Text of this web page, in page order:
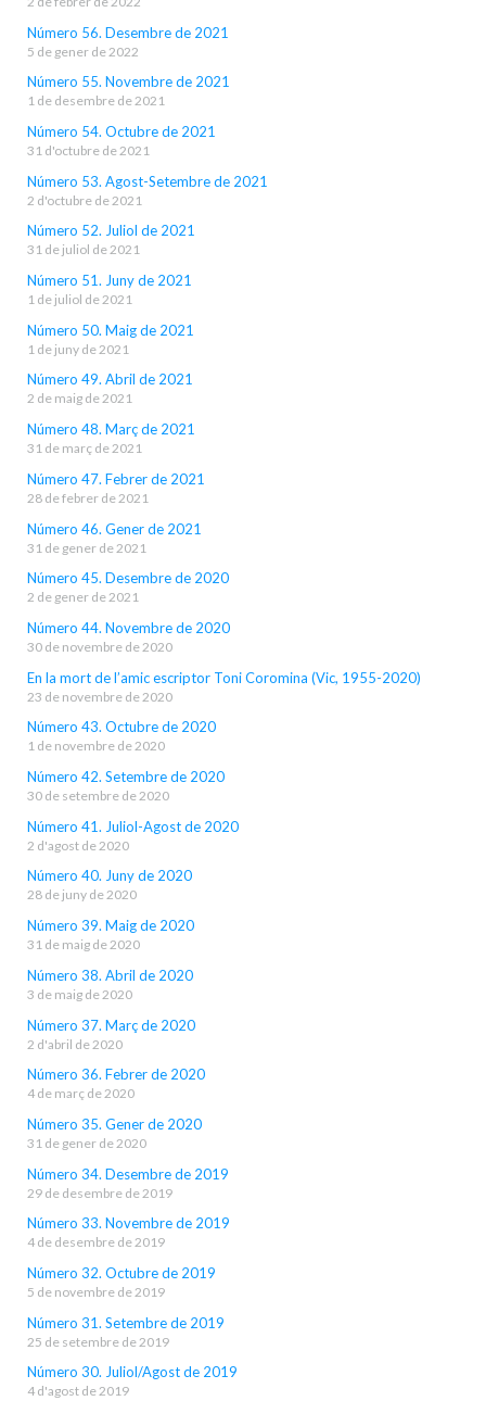
Número 56. Desembre de 2021
5 de gener de 2022
Número 55. Novembre de 2021
1 de desembre de 2021
Número 54. Octubre de 2021
31 d'octubre de 2021
Número 53. Agost-Setembre de 2021
2 d'octubre de 2021
Número 52. Juliol de 2021
31 de juliol de 2021
Número 51. Juny de 2021
1 de juliol de 2021
Número 50. Maig de 2021
1 de juny de 2021
Número 49. Abril de 2021
2 de maig de 2021
Número 48. Març de 2021
31 de març de 2021
Número 47. Febrer de 2021
28 de febrer de 2021
Número 46. Gener de 2021
31 de gener de 2021
Número 45. Desembre de 2020
2 de gener de 2021
Número 44. Novembre de 2020
30 de novembre de 2020
En la mort de l’amic escriptor Toni Coromina (Vic, 1955-2020)
23 de novembre de 2020
Número 43. Octubre de 2020
1 de novembre de 2020
Número 42. Setembre de 2020
30 de setembre de 2020
Número 41. Juliol-Agost de 2020
2 d'agost de 2020
Número 40. Juny de 2020
28 de juny de 2020
Número 39. Maig de 2020
31 de maig de 2020
Número 38. Abril de 2020
3 de maig de 2020
Número 37. Març de 2020
2 d'abril de 2020
Número 36. Febrer de 2020
4 de març de 2020
Número 35. Gener de 2020
31 de gener de 2020
Número 34. Desembre de 2019
29 de desembre de 2019
Número 33. Novembre de 2019
4 de desembre de 2019
Número 32. Octubre de 2019
5 de novembre de 2019
Número 31. Setembre de 2019
25 de setembre de 2019
Número 30. Juliol/Agost de 2019
4 d'agost de 2019